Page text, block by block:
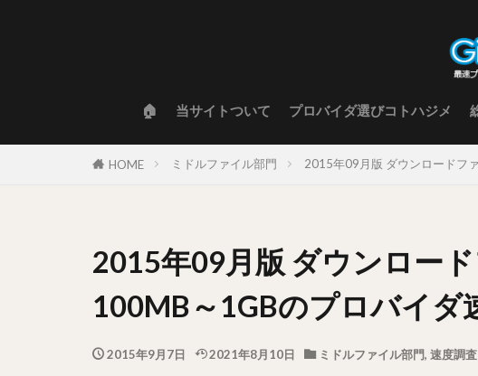
🏠 当サイトついて プロバイダ選びコトハジメ
HOME ミドルファイル部門 2015年09月版 ダウンロードフ
2015年09月版 ダウンロー
100MB～1GBのプロバイダ
2015年9月7日 2021年8月10日 ミドルファイル部門, 速度調査